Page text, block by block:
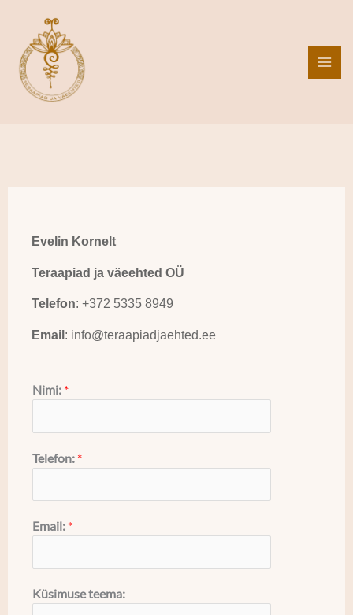
content
Evelin Kornelt
Teraapiad ja väeehted OÜ
Telefon: +372 5335 8949
Email : info@teraapiadjaehted.ee
Nimi: *
Telefon: *
Email: *
Küsimuse teema: